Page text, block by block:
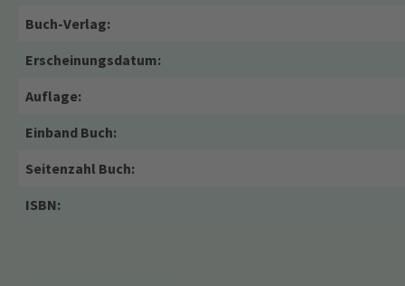
Buch-Verlag:
Erscheinungsdatum:
Auflage:
Einband Buch:
Seitenzahl Buch:
ISBN: